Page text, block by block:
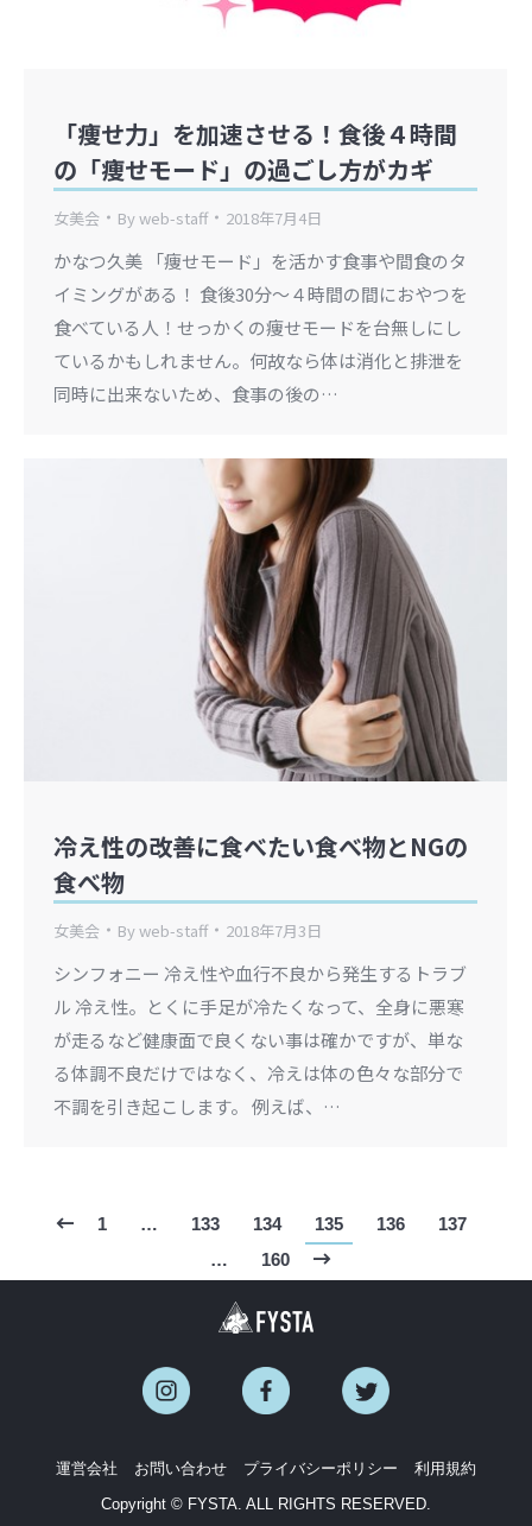
「痩せ力」を加速させる！食後４時間
の「痩せモード」の過ごし方がカギ
女美会 Byweb-staff 2018年7月4日
かなつ久美 「痩せモード」を活かす食事や間食のタ
イミングがある！ 食後30分～４時間の間におやつを
食べている人！せっかくの痩せモードを台無しにし
ているかもしれません。何故なら体は消化と排泄を
同時に出来ないため、食事の後の…
冷え性の改善に食べたい食べ物とNGの
食べ物
女美会 Byweb-staff 2018年7月3日
シンフォニー 冷え性や血行不良から発生するトラブ
ル 冷え性。とくに手足が冷たくなって、全身に悪寒
が走るなど健康面で良くない事は確かですが、単な
る体調不良だけではなく、冷えは体の色々な部分で
不調を引き起こします。 例えば、…
1 … 133 134 135 136
137
…
160
運営会社 お問い合わせ プライバシーポリシー
利用規約
Copyright © FYSTA. ALL RIGHTS RESERVED.